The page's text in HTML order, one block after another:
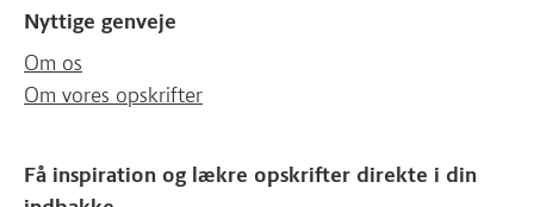
Nyttige genveje
Om os
Om vores opskrifter
Få inspiration og lækre opskrifter direkte i din